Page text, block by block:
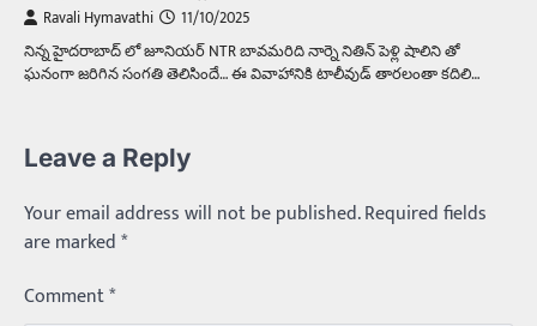
Ravali Hymavathi 11/10/2025
నిన్న హైదరాబాద్ లో జూనియర్ NTR బావమరిది నార్నె నితిన్ పెళ్లి షాలిని తో
ఘనంగా జరిగిన సంగతి తెలిసిందే… ఈ వివాహానికి టాలీవుడ్ తారలంతా కదిలి…
Leave a Reply
Your email address will not be published.Required fields
are marked*
Comment*
మధ్యతరగతి కారు…మారుతీ భలేచౌకసారు